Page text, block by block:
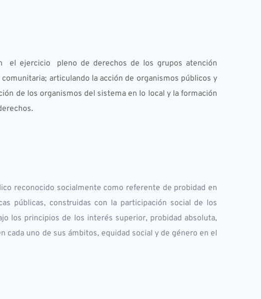
el ejercicio  pleno de derechos de los grupos atención
articulando la acción de organismos públicos y
de los organismos del sistema en lo local y la formación
los derechos.
reconocido socialmente como referente de probidad en
públicas, construidas con la participación social de los
los principios de los interés superior, probidad absoluta,
uno de sus ámbitos, equidad social y de género en el